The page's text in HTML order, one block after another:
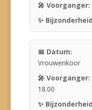
Vrouwenkoor
18.00